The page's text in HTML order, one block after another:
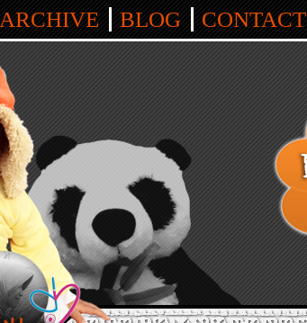
Who is aapuji?
ARCHIVE BLOG CONTACT